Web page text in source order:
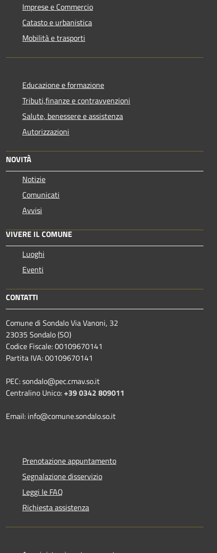
Imprese e Commercio
Catasto e urbanistica
Mobilità e trasporti
Educazione e formazione
Tributi,finanze e contravvenzioni
Salute, benessere e assistenza
Autorizzazioni
NOVITÀ
Notizie
Comunicati
Avvisi
VIVERE IL COMUNE
Luoghi
Eventi
CONTATTI
Comune di Sondalo Via Vanoni, 32
23035 Sondalo (SO)
Codice Fiscale: 00109670141
Partita IVA: 00109670141
PEC: sondalo@pec.cmav.so.it
Centralino Unico:+39 0342 809011
Email: info@comune.sondalo.so.it
Prenotazione appuntamento
Segnalazione disservizio
Leggi le FAQ
Richiesta assistenza